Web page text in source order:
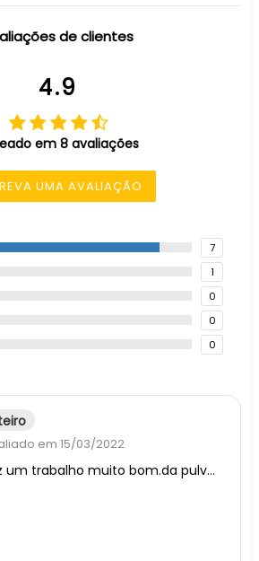
de clientes
4.9
em 8 avaliações
UMA AVALIAÇÃO
7
1
0
0
0
em 15/03/2022
Super curti. Faz um trabalho muito bom.da pulverização.